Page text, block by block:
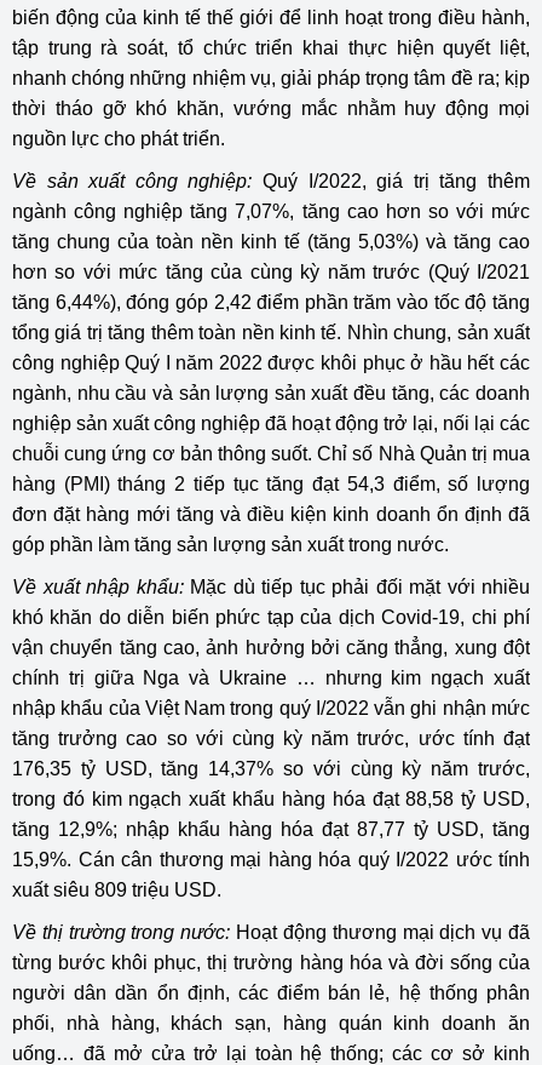
biến động của kinh tế thế giới để linh hoạt trong điều hành,
tập trung rà soát, tổ chức triển khai thực hiện quyết liệt,
nhanh chóng những nhiệm vụ, giải pháp trọng tâm đề ra; kịp
thời tháo gỡ khó khăn, vướng mắc nhằm huy động mọi
nguồn lực cho phát triển.
Về sản xuất công nghiệp: Quý I/2022, giá trị tăng thêm
ngành công nghiệp tăng 7,07%, tăng cao hơn so với mức
tăng chung của toàn nền kinh tế (tăng 5,03%) và tăng cao
hơn so với mức tăng của cùng kỳ năm trước (Quý I/2021
tăng 6,44%), đóng góp 2,42 điểm phần trăm vào tốc độ tăng
tổng giá trị tăng thêm toàn nền kinh tế. Nhìn chung, sản xuất
công nghiệp Quý I năm 2022 được khôi phục ở hầu hết các
ngành, nhu cầu và sản lượng sản xuất đều tăng, các doanh
nghiệp sản xuất công nghiệp đã hoạt động trở lại, nối lại các
chuỗi cung ứng cơ bản thông suốt. Chỉ số Nhà Quản trị mua
hàng (PMI) tháng 2 tiếp tục tăng đạt 54,3 điểm, số lượng
đơn đặt hàng mới tăng và điều kiện kinh doanh ổn định đã
góp phần làm tăng sản lượng sản xuất trong nước.
Về xuất nhập khẩu: Mặc dù tiếp tục phải đối mặt với nhiều
khó khăn do diễn biến phức tạp của dịch Covid-19, chi phí
vận chuyển tăng cao, ảnh hưởng bởi căng thẳng, xung đột
chính trị giữa Nga và Ukraine … nhưng kim ngạch xuất
nhập khẩu của Việt Nam trong quý I/2022 vẫn ghi nhận mức
tăng trưởng cao so với cùng kỳ năm trước, ước tính đạt
176,35 tỷ USD, tăng 14,37% so với cùng kỳ năm trước,
trong đó kim ngạch xuất khẩu hàng hóa đạt 88,58 tỷ USD,
tăng 12,9%; nhập khẩu hàng hóa đạt 87,77 tỷ USD, tăng
15,9%. Cán cân thương mại hàng hóa quý I/2022 ước tính
xuất siêu 809 triệu USD.
Về thị trường trong nước: Hoạt động thương mại dịch vụ đã
từng bước khôi phục, thị trường hàng hóa và đời sống của
người dân dần ổn định, các điểm bán lẻ, hệ thống phân
phối, nhà hàng, khách sạn, hàng quán kinh doanh ăn
uống… đã mở cửa trở lại toàn hệ thống; các cơ sở kinh